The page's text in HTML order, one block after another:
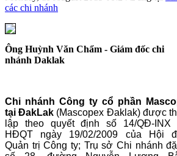
các chi nhánh
Ông Huỳnh Văn Chẩm - Giám đốc chi
nhánh Daklak
Chi nhánh Công ty cổ phần
tại ĐakLak (Mascopex Đaklak) được
lập theo quyết định số 14/QĐ-INX
HĐQT ngày 19/02/2009 của Hội
Quản trị Công ty; Trụ sở Chi nhánh